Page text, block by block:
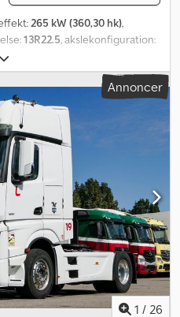
265 kW (360,30 hk),
13R22.5, akslekonfiguration:
mekanisk, emissionsklasse:
12.000 m³,
klimaanlæg
= Dkodezpwd Ajpfx Abnsr -
= Yderligere
13R22.5; Bremser:
Antal cylindere: 6
Salgspris: € 144.900,
Annoncer
1 / 26